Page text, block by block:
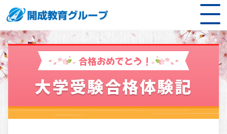
合格おめでとう！
大学受験合格体験記